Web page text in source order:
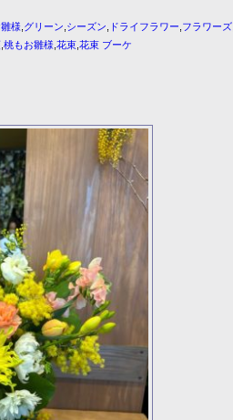
雛様 グリーン シーズン ドライフラワー フラワーズ
,桃もお雛様 ,花束 ,花束 ブーケ